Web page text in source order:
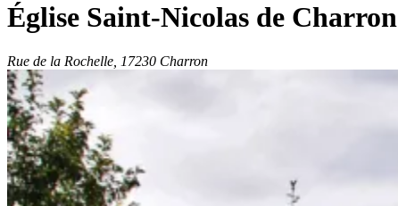
Église Saint-Nicolas de Charron
Rue de la Rochelle, 17230 Charron